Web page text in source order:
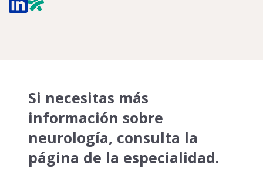
Si necesitas más
información sobre
neurología, consulta la
página de la especialidad.